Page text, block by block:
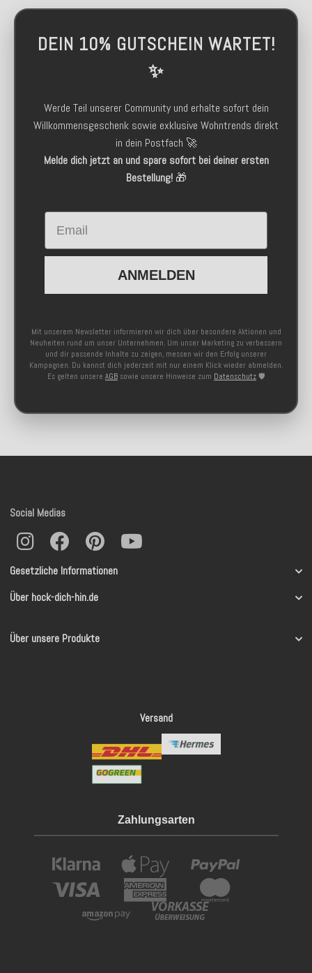
DEIN 10% GUTSCHEIN WARTET!
✨
Werde Teil unserer Community und erhalte sofort dein
Willkommensgeschenk sowie exklusive Wohntrends direkt
in dein Postfach 🚀
Melde dich jetzt an und spare sofort bei deiner ersten
Bestellung!🎁
Email
ANMELDEN
Mit unserem Newsletter informieren wir dich über besondere Aktionen und
Neuheiten rund um unser Unternehmen. Um unser Marketing zu verbessern
und dir passende Inhalte zu zeigen, messen wir den Erfolg unserer
Kampagnen. Du kannst dich jederzeit mit nur einem Klick wieder abmelden.
Es gelten unsere AGB sowie unsere Hinweise zum Datenschutz 🛡️
Gesetzliche Informationen
Über hock-dich-hin.de
Über unsere Produkte
Social Medias
Versand
Zahlungsarten